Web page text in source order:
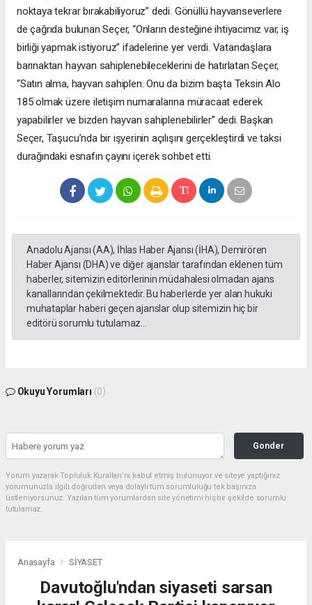
noktaya tekrar bırakabiliyoruz” dedi. Gönüllü hayvanseverlere
de çağrıda bulunan Seçer, “Onların desteğine ihtiyacımız var, iş
birliği yapmak istiyoruz” ifadelerine yer verdi. Vatandaşlara
barınaktan hayvan sahiplenebileceklerini de hatırlatan Seçer,
“Satın alma, hayvan sahiplen. Onu da bizim başta Teksin Alo
185 olmak üzere iletişim numaralarına müracaat ederek
yapabilirler ve bizden hayvan sahiplenebilirler” dedi. Başkan
Seçer, Taşucu’nda bir işyerinin açılışını gerçekleştirdi ve taksi
durağındaki esnafın çayını içerek sohbet etti.
Anadolu Ajansı (AA), İhlas Haber Ajansı (İHA), Demirören
Haber Ajansı (DHA) ve diğer ajanslar tarafından eklenen tüm
haberler, sitemizin editörlerinin müdahalesi olmadan ajans
kanallarından çekilmektedir. Bu haberlerde yer alan hukuki
muhataplar haberi geçen ajanslar olup sitemizin hiç bir
editörü sorumlu tutulamaz...
Okuyu Yorumları (0)
Gonder
Yorum yazarak Topluluk Kuralları’nı kabul etmiş bulunuyor ve siteye yaptığınız
yorumunuzla ilgili doğrudan veya dolaylı tüm sorumluluğu tek başınıza
üstleniyorsunuz. Yazılan tüm yorumlardan site yönetimi hiçbir şekilde sorumlu
tutulamaz.
Anasayfa SİYASET
Davutoğlu'ndan siyaseti sarsan